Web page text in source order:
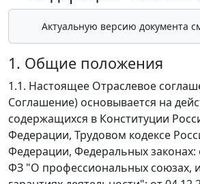
Актуальную версию документа
1. Общие положения
1.1. Настоящее Отраслевое
Соглашение) основывается на
содержащихся в Конституции
Федерации, Трудовом кодексе
Федерации, Федеральных законах:
ФЗ "О профессиональных союзах,